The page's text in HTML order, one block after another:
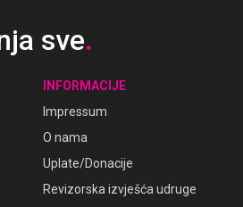
sve.
INFORMACIJE
Impressum
O nama
Uplate/Donacije
Revizorska izvješća udruge